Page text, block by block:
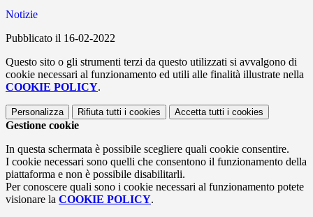
Notizie
Pubblicato il 16-02-2022
Questo sito o gli strumenti terzi da questo utilizzati si avvalgono di
cookie necessari al funzionamento ed utili alle finalità illustrate nella
COOKIE POLICY.
Personalizza Rifiuta tutti i cookies Accetta tutti i cookies
Gestione cookie
In questa schermata è possibile scegliere quali cookie consentire.
I cookie necessari sono quelli che consentono il funzionamento della
piattaforma e non è possibile disabilitarli.
Per conoscere quali sono i cookie necessari al funzionamento potete
visionare la COOKIE POLICY.